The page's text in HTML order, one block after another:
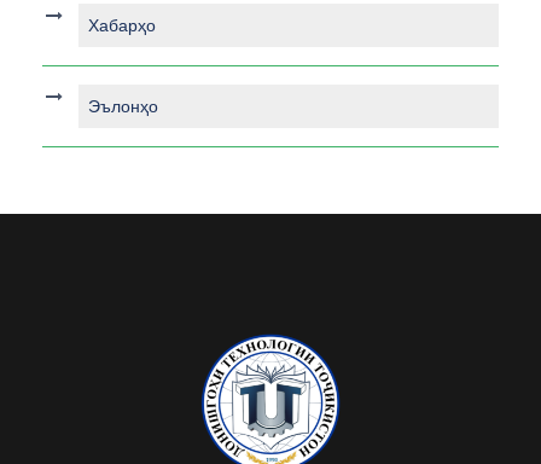
Хабарҳо
Эълонҳо